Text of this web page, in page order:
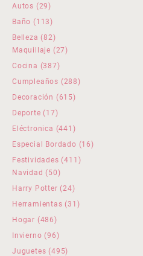
Autos 2929
productos
Baño 113113
productos
Belleza 8282
productos
Maquillaje 2727
Cocina 387387
productos
Cumpleaños 288288
Decoración 615615
Deporte 1717
productos
Eléctronica 441 441
productos
Especial Bordado 1616
Festividades 411 411
Navidad 5050
productos
Harry Potter 2424
productos
Herramientas 31 31
Hogar 486486
productos
Invierno 9696
productos
Juguetes 495495